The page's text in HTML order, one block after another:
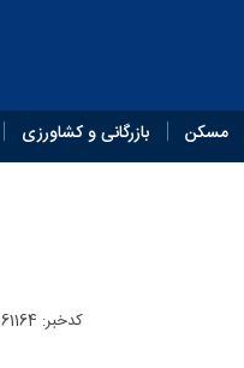
مسکن بازرگانی و کشاورزی
کدخبر: 561164